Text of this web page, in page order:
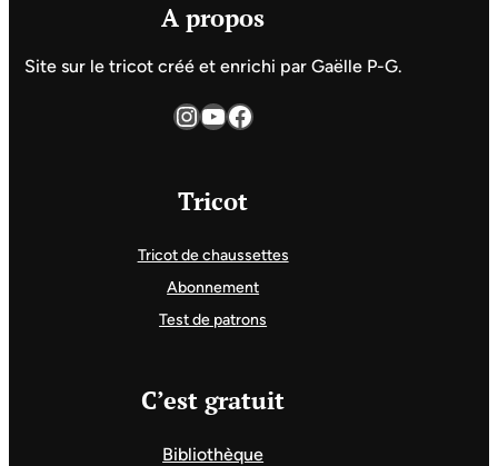
A propos
Site sur le tricot créé et enrichi par Gaëlle P-G.
InstagramYouTube Facebook
Tricot
Tricot de chaussettes
Abonnement
Test de patrons
C’est gratuit
Bibliothèque